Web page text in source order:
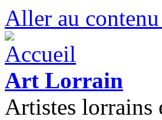
Aller au
Art Lorrain
Artistes lorrains